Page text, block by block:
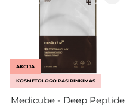
AKCIJA
KOSMETOLOGO PASIRINKIMAS
Medicube - Deep Peptide